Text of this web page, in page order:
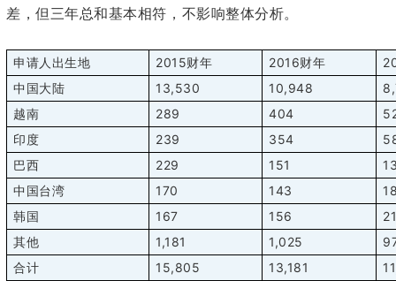
差，但三年总和基本相符，不影响整体分析。
申请人出生地 2015财年 2016财年
中国大陆 13,530 10,948
越南 289 404
印度 239 354
巴西 229 151
中国台湾 170 143
韩国 167 156
其他 1,181 1,025
合计 15,805 13,181